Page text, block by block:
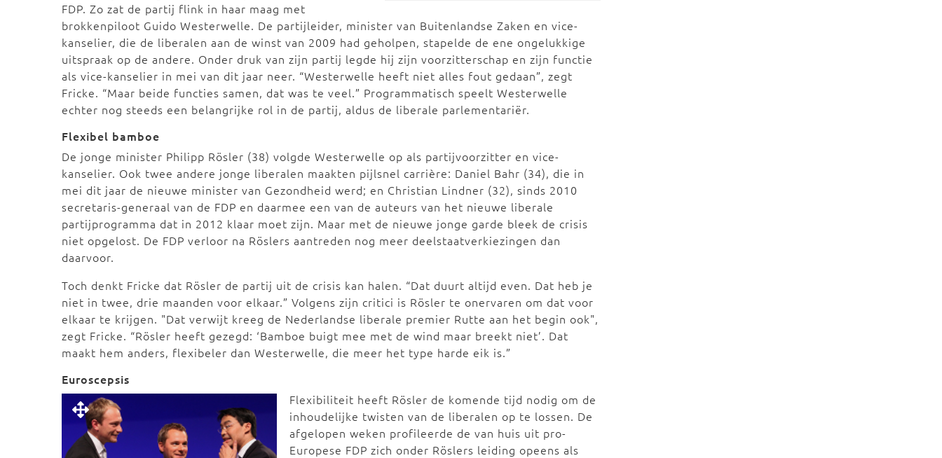
FDP. Zo zat de partij flink in haar maag met
brokkenpiloot Guido Westerwelle. De partijleider, minister van Buitenlandse Zaken en vice-
kanselier, die de liberalen aan de winst van 2009 had geholpen, stapelde de ene ongelukkige
uitspraak op de andere. Onder druk van zijn partij legde hij zijn voorzitterschap en zijn functie
als vice-kanselier in mei van dit jaar neer. “Westerwelle heeft niet alles fout gedaan”, zegt
Fricke. “Maar beide functies samen, dat was te veel.” Programmatisch speelt Westerwelle
echter nog steeds een belangrijke rol in de partij, aldus de liberale parlementariër.
Flexibel bamboe
De jonge minister Philipp Rösler (38) volgde Westerwelle op als partijvoorzitter en vice-
kanselier. Ook twee andere jonge liberalen maakten pijlsnel carrière: Daniel Bahr (34), die in
mei dit jaar de nieuwe minister van Gezondheid werd; en Christian Lindner (32), sinds 2010
secretaris-generaal van de FDP en daarmee een van de auteurs van het nieuwe liberale
partijprogramma dat in 2012 klaar moet zijn. Maar met de nieuwe jonge garde bleek de crisis
niet opgelost. De FDP verloor na Röslers aantreden nog meer deelstaatverkiezingen dan
daarvoor.
Toch denkt Fricke dat Rösler de partij uit de crisis kan halen. “Dat duurt altijd even. Dat heb je
niet in twee, drie maanden voor elkaar.” Volgens zijn critici is Rösler te onervaren om dat voor
elkaar te krijgen. "Dat verwijt kreeg de Nederlandse liberale premier Rutte aan het begin ook",
zegt Fricke. “Rösler heeft gezegd: ‘Bamboe buigt mee met de wind maar breekt niet’. Dat
maakt hem anders, flexibeler dan Westerwelle, die meer het type harde eik is.”
Euroscepsis
Flexibiliteit heeft Rösler de komende tijd nodig om de
inhoudelijke twisten van de liberalen op te lossen. De
afgelopen weken profileerde de van huis uit pro-
Europese FDP zich onder Röslers leiding opeens als